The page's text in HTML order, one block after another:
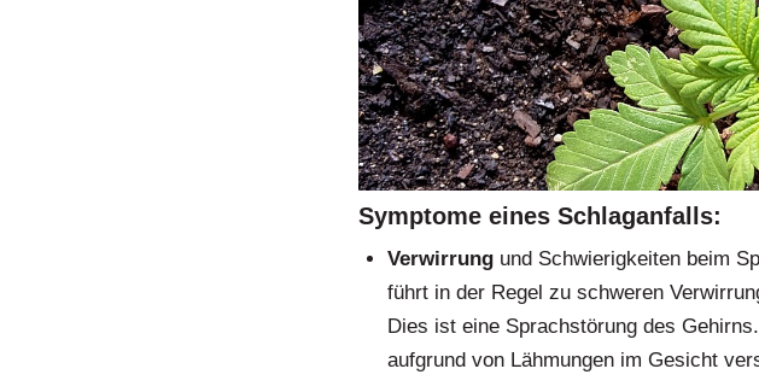
Symptome eines Schlaganfalls:
Verwirrung und Schwierigkeiten beim
führt in der Regel zu schweren
Dies ist eine Sprachstörung des
aufgrund von Lähmungen im Gesicht